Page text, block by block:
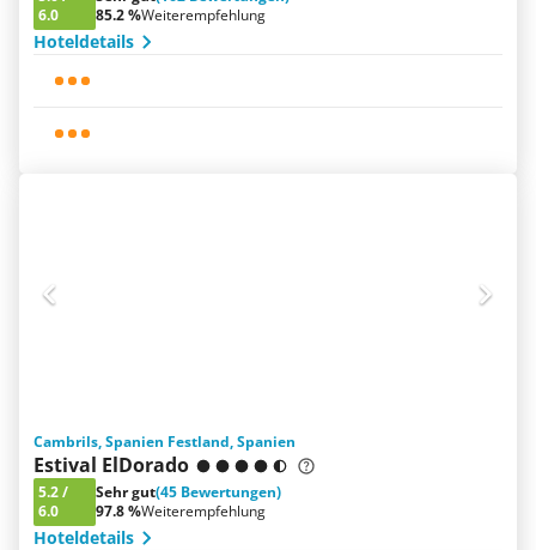
6.0
85.2 %Weiterempfehlung
Hoteldetails
Cambrils, Spanien Festland, Spanien
Estival ElDorado
5.2/
6.0
Sehr gut(45 Bewertungen)
97.8 %Weiterempfehlung
Hoteldetails